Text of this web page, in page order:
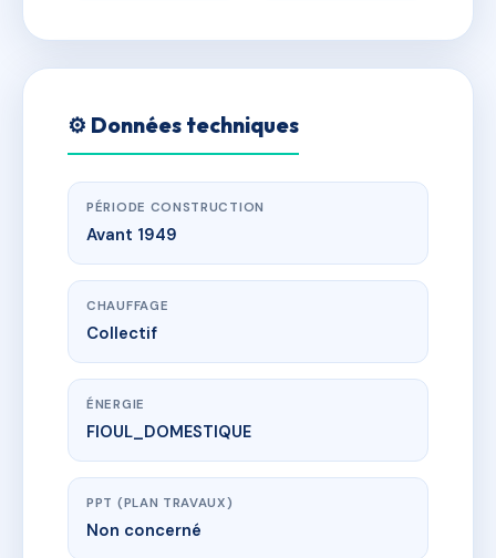
⚙️ Données techniques
PÉRIODE CONSTRUCTION
Avant 1949
CHAUFFAGE
Collectif
ÉNERGIE
FIOUL_DOMESTIQUE
PPT (PLAN TRAVAUX)
Non concerné